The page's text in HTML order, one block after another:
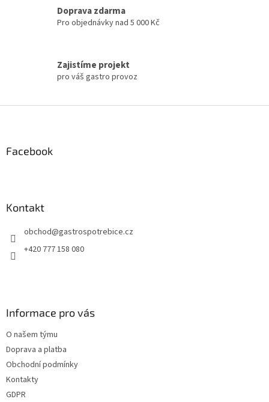
i
s
Doprava zdarma
Pro objednávky nad 5 000 Kč
Zajistíme projekt
pro váš gastro provoz
Facebook
Kontakt
obchod@gastrospotrebice.cz
+420 777 158 080
Informace pro vás
O našem týmu
Doprava a platba
Obchodní podmínky
Kontakty
GDPR